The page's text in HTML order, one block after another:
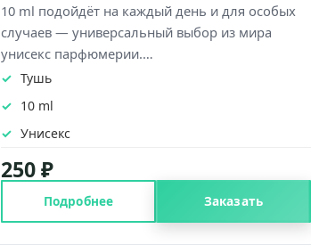
10 ml подойдёт на каждый день и для особых
случаев — универсальный выбор из мира
унисекс парфюмерии.…
Тушь
10 ml
Унисекс
250 ₽
Подробнее Заказать